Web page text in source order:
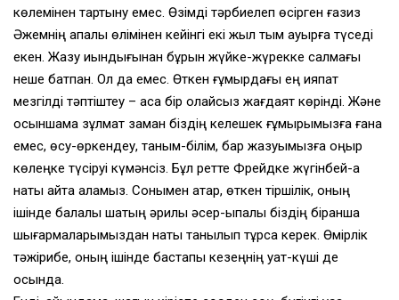
көлемінен тартыну емес. Өзімді тәрбиелеп өсірген ғазиз
Әжемнің қапалы өлімінен кейінгі екі жыл тым ауырға түседі
екен. Жазу қиындығынан бұрын жүйке-жүрекке салмағы
неше батпан. Ол да емес. Өткен ғұмырдағы ең қияпат
мезгілді тәптіштеу – аса бір қолайсыз жағдаят көрінді. Және
осыншама зұлмат заман біздің келешек ғұмырымызға ғана
емес, өсу-өркендеу, таным-білім, бар жазуымызға қоңыр
көлеңке түсіруі күмәнсіз. Бұл ретте Фрейдке жүгінбей-ақ
нақты айта аламыз. Сонымен қатар, өткен тіршілік, оның
ішінде балалық шақтың әрқилы әсер-ықпалы біздің бірқанша
шығармаларымыздан нақты танылып тұрса керек. Өмірлік
тәжірибе, оның ішінде бастапқы кезеңнің қуат-күші де
осында.